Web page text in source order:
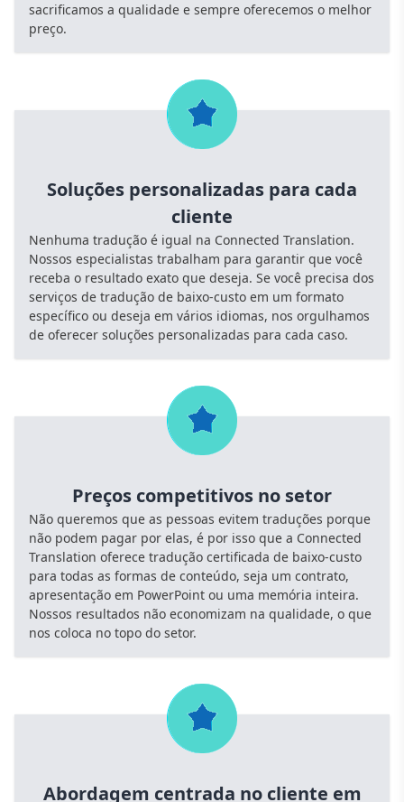
sacrificamos a qualidade e sempre oferecemos o melhor
preço.
Soluções personalizadas para cada
cliente
Nenhuma tradução é igual na Connected Translation.
Nossos especialistas trabalham para garantir que você
receba o resultado exato que deseja. Se você precisa dos
serviços de tradução de baixo-custo em um formato
específico ou deseja em vários idiomas, nos orgulhamos
de oferecer soluções personalizadas para cada caso.
Preços competitivos no setor
Não queremos que as pessoas evitem traduções porque
não podem pagar por elas, é por isso que a Connected
Translation oferece tradução certificada de baixo-custo
para todas as formas de conteúdo, seja um contrato,
apresentação em PowerPoint ou uma memória inteira.
Nossos resultados não economizam na qualidade, o que
nos coloca no topo do setor.
Abordagem centrada no cliente em